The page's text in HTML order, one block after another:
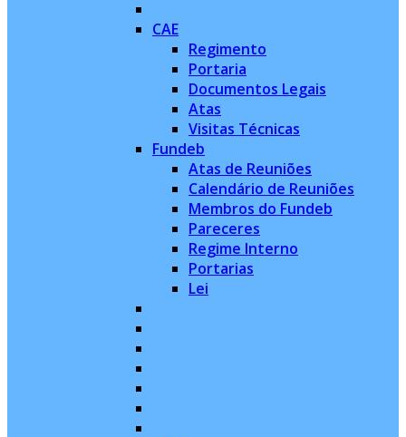
CAE
Regimento
Portaria
Documentos Legais
Atas
Visitas Técnicas
Fundeb
Atas de Reuniões
Calendário de Reuniões
Membros do Fundeb
Pareceres
Regime Interno
Portarias
Lei